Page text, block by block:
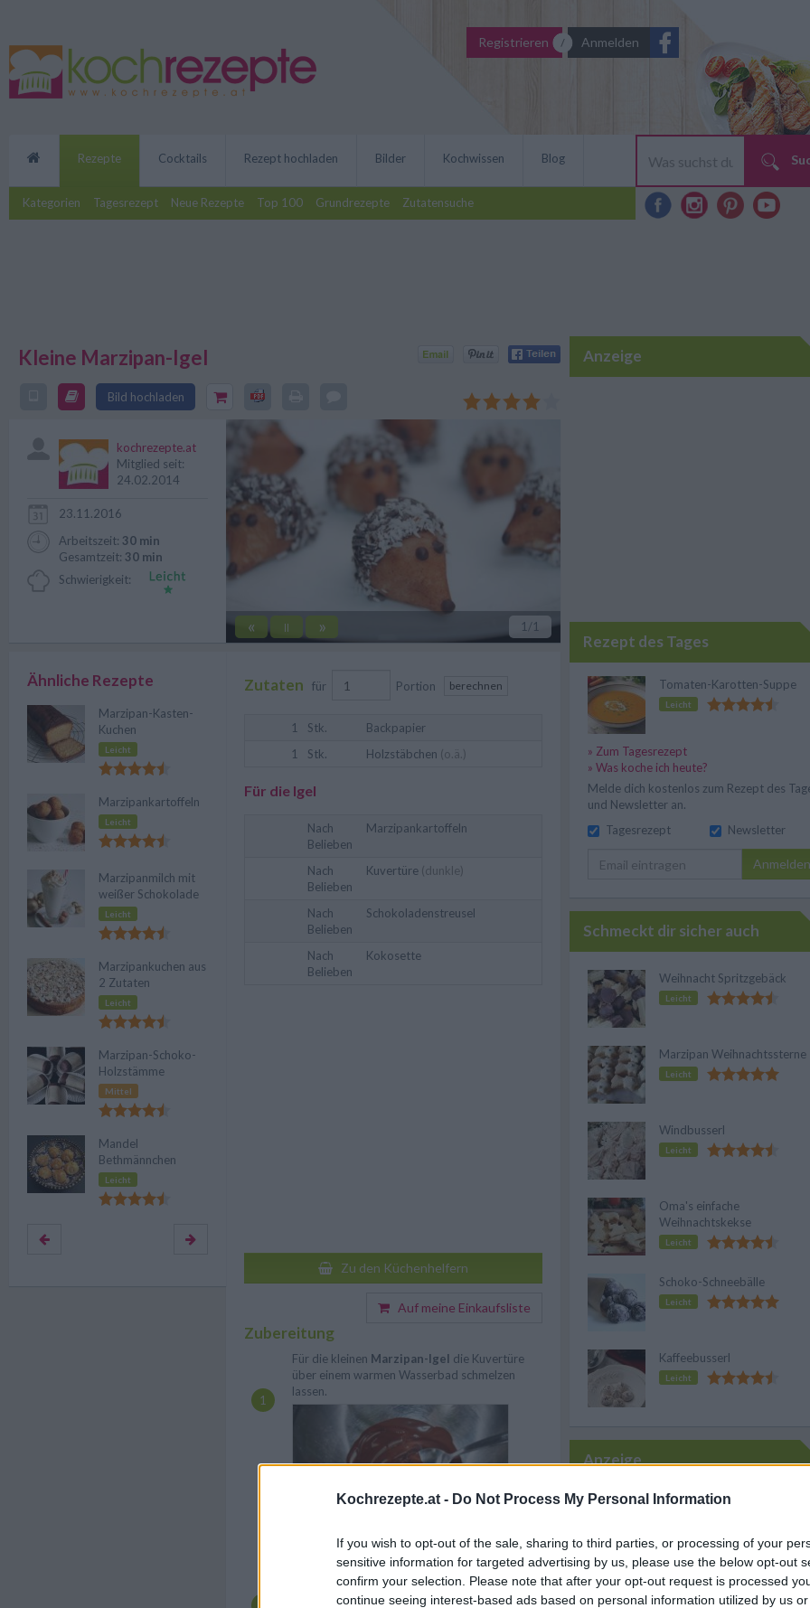
Kochrezepte.at - Do Not Process My Personal Information
If you wish to opt-out of the sale, sharing to third parties, or processing of your
sensitive information for targeted advertising by us, please use the below opt-out
confirm your selection. Please note that after your opt-out request is processed
continue seeing interest-based ads based on personal information utilized by us
Registrieren Anmelden
Rezepte
Kategorien Tagesrezept Neue Rezepte Top 100 Grundrezepte Zutatensuche
Cocktails Rezept hochladen Bilder Kochwissen Blog
Kleine Marzipan-Igel
Bild hochladen
Das Rezept von den kleinen Marzipan-Igeln passt gut in die
Herbst und Adventszeit.
« || » 1 /1
kochrezepte.at
Mitglied seit:
24.02.2014
23.11.2016
Arbeitszeit: 30 min
Gesamtzeit: 30 min
Schwierigkeit:
Zutaten für Portion berechnen
1 Stk.
Backpapier
1
Stk. Holzstäbchen (o.ä.)
Für die Igel
Nach
Belieben
Marzipankartoffeln
Nach
Belieben
Kuvertüre (dunkle)
Nach
Belieben
Schokoladenstreusel
Nach
Belieben
Kokosette
Zu den Küchenhelfern
Auf meine Einkaufsliste
Zubereitung
Für die kleinen Marzipan-Igel die Kuvertüre
über einem warmen Wasserbad schmelzen
lassen.
Dann aus den einzelnen Marzipankartoffeln
kleine Igel-Körper formen.
Ähnliche Rezepte
Marzipan-Kasten-
Kuchen
Leicht
Marzipankartoffeln
Leicht
Marzipanmilch mit
weißer Schokolade
Leicht
Marzipankuchen aus
2 Zutaten
Leicht
Marzipan-Schoko-
Holzstämme
Mittel
Mandel
Bethmännchen
Leicht
Anzeige
Rezept des Tages
Tomaten-Karotten-Suppe
Leicht
» Zum Tagesrezept
» Was koche ich heute?
Melde dich kostenlos zum Rezept des
und Newsletter an.
Tagesrezept
Newsletter
Anmelden
Schmeckt dir sicher auch
Weihnacht Spritzgebäck
Leicht
Marzipan Weihnachtssterne
Leicht
Windbusserl
Leicht
Oma's einfache
Weihnachtskekse
Leicht
Schoko-Schneebälle
Leicht
Kaffeebusserl
Leicht
Anzeige